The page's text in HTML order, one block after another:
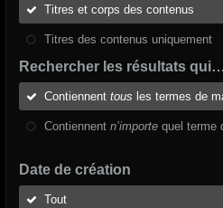
Titres et corps des contenus
Titres des contenus uniquement
Rechercher les résultats
Contiennent tous les termes de
Contiennent n’importe quel terme
Date de création
Tout